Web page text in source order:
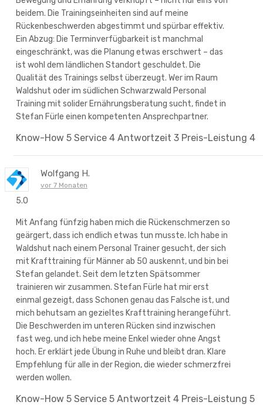
beidem. Die Trainingseinheiten sind auf meine
Rückenbeschwerden abgestimmt und spürbar effektiv.
Ein Abzug: Die Terminverfügbarkeit ist manchmal
eingeschränkt, was die Planung etwas erschwert – das
ist wohl dem ländlichen Standort geschuldet. Die
Qualität des Trainings selbst überzeugt. Wer im Raum
Waldshut oder im südlichen Schwarzwald Personal
Training mit solider Ernährungsberatung sucht, findet in
Stefan Fürle einen kompetenten Ansprechpartner.
Know-How 5 Service 4 Antwortzeit 3 Preis-Leistung 4
Wolfgang H.
vor 7 Monaten
5.0
Mit Anfang fünfzig haben mich die Rückenschmerzen so
geärgert, dass ich endlich etwas tun musste. Ich habe in
Waldshut nach einem Personal Trainer gesucht, der sich
mit Krafttraining für Männer ab 50 auskennt, und bin bei
Stefan gelandet. Seit dem letzten Spätsommer
trainieren wir zusammen. Stefan Fürle hat mir erst
einmal gezeigt, dass Schonen genau das Falsche ist, und
mich behutsam an gezieltes Krafttraining herangeführt.
Die Beschwerden im unteren Rücken sind inzwischen
fast weg, und ich hebe meine Enkel wieder ohne Angst
hoch. Er erklärt jede Übung in Ruhe und bleibt dran. Klare
Empfehlung für alle in der Region, die wieder schmerzfrei
werden wollen.
Know-How 5 Service 5 Antwortzeit 4 Preis-Leistung 5